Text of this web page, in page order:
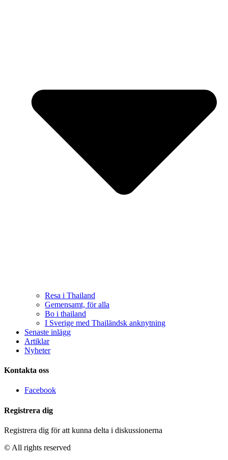
Resa i Thailand
Gemensamt, för alla
Bo i thailand
I Sverige med Thailändsk anknytning
Senaste inlägg
Artiklar
Nyheter
Kontakta oss
Facebook
Registrera dig
Registrera dig för att kunna delta i diskussionerna
© All rights reserved